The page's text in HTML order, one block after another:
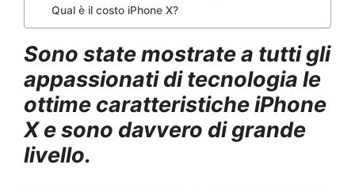
Qual è il costo iPhone X?
Sono state mostrate a tutti gli
appassionati di tecnologia le
ottime caratteristiche iPhone
X e sono davvero di grande
livello.